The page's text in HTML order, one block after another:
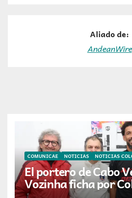
Aliado de:
AndeanWire
COMUNICAE NOTICIAS NOTICIAS
El portero de Cabo
Vozinha ficha por